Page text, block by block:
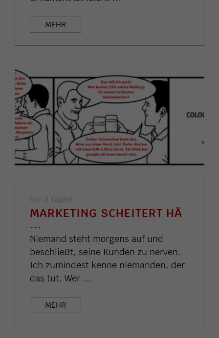
MEHR
Vor 8 Tagen
MARKETING SCHEITERT HÄ
...
Niemand steht morgens auf und
beschließt, seine Kunden zu nerven.
Ich zumindest kenne niemanden, der
das tut. Wer ...
MEHR